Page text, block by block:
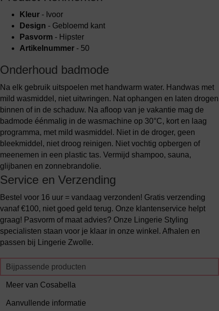
Kleur - Ivoor
Design - Gebloemd kant
Pasvorm - Hipster
Artikelnummer - 50
Onderhoud badmode
Na elk gebruik uitspoelen met handwarm water. Handwas met
mild wasmiddel, niet uitwringen. Nat ophangen en laten drogen
binnen of in de schaduw. Na afloop van je vakantie mag de
badmode éénmalig in de wasmachine op 30°C, kort en laag
programma, met mild wasmiddel. Niet in de droger, geen
bleekmiddel, niet droog reinigen. Niet vochtig opbergen of
meenemen in een plastic tas. Vermijd shampoo, sauna,
glijbanen en zonnebrandolie.
Service en Verzending
Bestel voor 16 uur = vandaag verzonden! Gratis verzending
vanaf €100, niet goed geld terug. Onze klantenservice helpt
graag! Pasvorm of maat advies? Onze Lingerie Styling
specialisten staan voor je klaar in onze winkel. Afhalen en
passen bij Lingerie Zwolle.
Bijpassende producten
Meer van Cosabella
Aanvullende informatie